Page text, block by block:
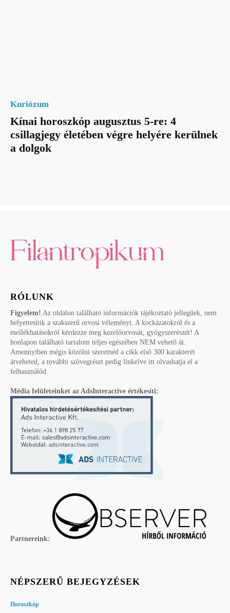
Kuriózum
Kínai horoszkóp augusztus 5-re: 4
csillagjegy életében végre helyére kerülnek
a dolgok
RÓLUNK
Figyelem! Az oldalon található információk tájékoztató jellegűek, nem
helyettesítik a szakszerű orvosi véleményt. A kockázatokról és a
mellékhatásokról kérdezze meg kezelőorvosát, gyógyszerészét! A
honlapon található tartalom teljes egészében NEM vehető át.
Amennyiben mégis közölni szeretnéd a cikk első 300 karakterét
átveheted, a további szövegrészt pedig linkelve itt olvashatja el a
felhasználód.
Média felületeinket az AdsInteractive értékesíti:
Partnereink:
NÉPSZERŰ BEJEGYZÉSEK
Horoszkóp